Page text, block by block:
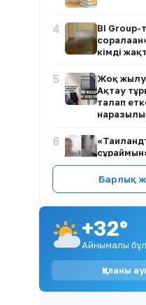
4
BI Group-
кімді
5
Жоқ
Ақтау
талап
6
ұсталған
7
бастады
болып, 7
Барлық
+32°
Айнымалы
Қаланы